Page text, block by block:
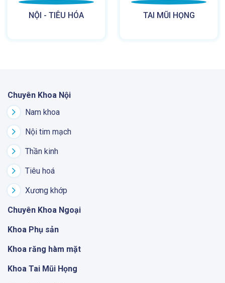
NỘI - TIÊU HÓA TAI MŨI HỌNG
Chuyên Khoa Nội
Nam khoa
Nội tim mạch
Thần kinh
Tiêu hoá
Xương khớp
Chuyên Khoa Ngoại
Khoa Phụ sản
Khoa răng hàm mặt
Khoa Tai Mũi Họng